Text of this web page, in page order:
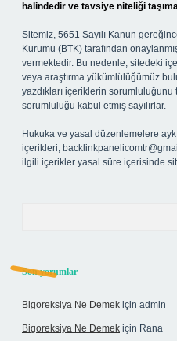
halindedir ve tavsiye niteliği
Sitemiz, 5651 Sayılı Kanun
Kurumu (BTK) tarafından
vermektedir. Bu nedenle, sitedeki
veya araştırma yükümlülüğümüz
yazdıkları içeriklerin
sorumluluğu kabul etmiş sayılırlar.
Hukuka ve yasal düzenlemelere
içerikleri,
ilgili içerikler yasal süre içerisinde
Son yorumlar
Bigoreksiya Ne Demek için admin
Bigoreksiya Ne Demek için Rana